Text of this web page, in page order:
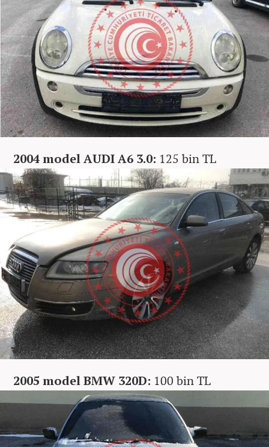
2004 model AUDI A6 3.0: 125 bin TL
2005 model BMW 320D: 100 bin TL